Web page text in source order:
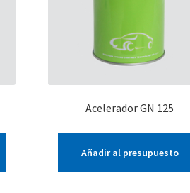
Acelerador GN 125
Añadir al presupuesto